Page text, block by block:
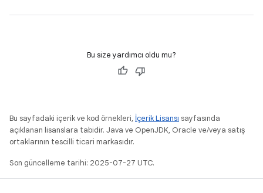
Bu size yardımcı oldu mu?
Bu sayfadaki içerik ve kod örnekleri, İçerik Lisansı sayfasında
açıklanan lisanslara tabidir. Java ve OpenJDK, Oracle ve/veya satış
ortaklarının tescilli ticari markasıdır.
Son güncelleme tarihi: 2025-07-27 UTC.